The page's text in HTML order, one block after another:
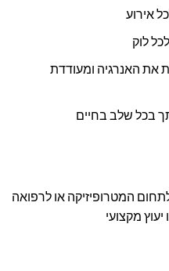
אירוע
לוק
את האנרגיה ומעודדת
בכל שלב בחיים
המטרופיזיקה או לרפואה
יעוץ מקצועי